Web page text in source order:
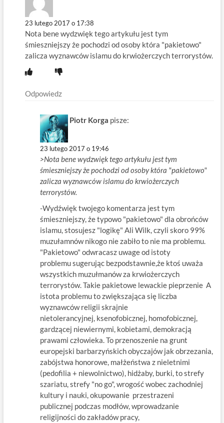
23 lutego 2017 o 17:38
Nota bene wydzwięk tego artykułu jest tym
śmieszniejszy że pochodzi od osoby która "pakietowo"
zalicza wyznawców islamu do krwiożerczych terrorystów.
Odpowiedz
Piotr Korga pisze:
23 lutego 2017 o 19:46
>Nota bene wydzwięk tego artykułu jest tym
śmieszniejszy że pochodzi od osoby która "pakietowo"
zalicza wyznawców islamu do krwiożerczych
terrorystów.
-Wydźwięk twojego komentarza jest tym
śmieszniejszy, że typowo "pakietowo" dla obrońców
islamu, stosujesz "logikę" Ali Wilk, czyli skoro 99%
muzułamnów nikogo nie zabiło to nie ma problemu.
"Pakietowo" odwracasz uwage od istoty
problemu sugerując bezpodstawnie,że ktoś uważa
wszystkich muzułmanów za krwiożerczych
terrorystów. Takie pakietowe lewackie pieprzenie A
istota problemu to zwiększająca się liczba
wyznawców religii skrajnie
nietolerancyjnej, ksenofobicznej, homofobicznej,
gardzącej niewiernymi, kobietami, demokracją
prawami człowieka. To przenoszenie na grunt
europejski barbarzyńskich obyczajów jak obrzezania,
zabójstwa honorowe, małżeństwa z nieletnimi
(pedofilia + niewolnictwo), hidżaby, burki, to strefy
szariatu, strefy "no go", wrogość wobec zachodniej
kultury i nauki, okupowanie przestrazeni
publicznej podczas modłów, wprowadzanie
religijności do zakładów pracy,